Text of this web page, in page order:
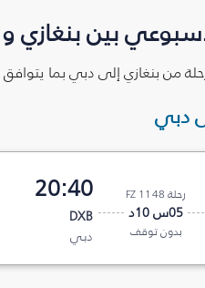
بين بنغازي
من بنغازي إلى دبي بما
دبي
رحلة FZ 1148
05س 10د
بدون توقف
20:40
DXB
دبي